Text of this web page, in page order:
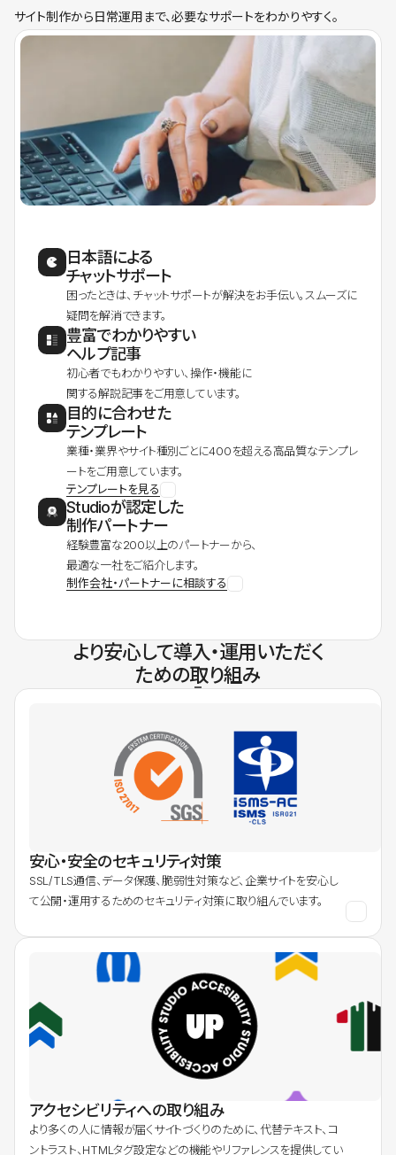
サイト制作から日常運用まで、必要なサポートをわかりやすく。
日本語による
チャットサポート
困ったときは、チャットサポートが解決をお手伝い。スムーズに
疑問を解消できます。
豊富でわかりやすい
ヘルプ記事
初心者でもわかりやすい、操作・機能に
関する解説記事をご用意しています。
目的に合わせた
テンプレート
業種・業界やサイト種別ごとに400を超える高品質なテンプレ
ートをご用意しています。
テンプレートを見る
Studioが認定した
制作パートナー
経験豊富な200以上のパートナーから、
最適な一社をご紹介します。
制作会社・パートナーに相談する
より安心して導入・運用いただく
ための取り組み
安心・安全のセキュリティ対策
SSL/TLS通信、データ保護、脆弱性対策など、企業サイトを安心し
て公開・運用するためのセキュリティ対策に取り組んでいます。
アクセシビリティへの取り組み
より多くの人に情報が届くサイトづくりのために、代替テキスト、コ
ントラスト、HTMLタグ設定などの機能やリファレンスを提供してい